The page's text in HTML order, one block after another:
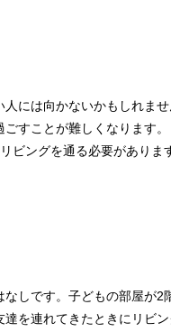
には向かないかもしれま
すことが難しくなります。
ビングを通る必要があり
しです。子どもの部屋が
を連れてきたときにリビ